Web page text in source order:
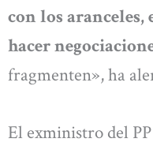
con los aranceles,
hacer
fragmenten», ha
El exministro del